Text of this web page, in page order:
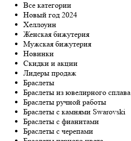
Все категории
Новый год 2024
Хеллоуин
Женская бижутерия
Мужская бижутерия
Новинки
Скидки и акции
Лидеры продаж
Браслеты
Браслеты из ювелирного сплава
Браслеты ручной работы
Браслеты с камнями Swarovski
Браслеты с фианитами
Браслеты с черепами